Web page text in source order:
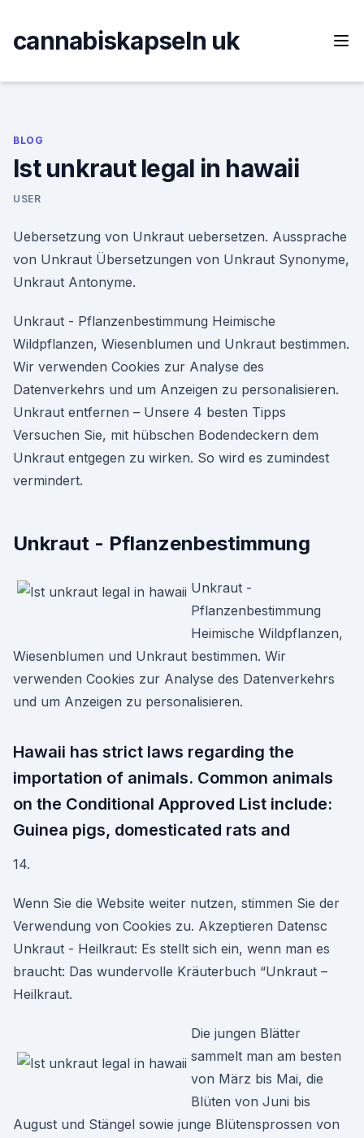
content
cannabiskapseln uk
BLOG
Ist unkraut legal in hawaii
USER
Uebersetzung von Unkraut uebersetzen. Aussprache
von Unkraut Übersetzungen von Unkraut Synonyme,
Unkraut Antonyme.
Unkraut - Pflanzenbestimmung Heimische
Wildpflanzen, Wiesenblumen und Unkraut bestimmen.
Wir verwenden Cookies zur Analyse des
Datenverkehrs und um Anzeigen zu personalisieren.
Unkraut entfernen – Unsere 4 besten Tipps
Versuchen Sie, mit hübschen Bodendeckern dem
Unkraut entgegen zu wirken. So wird es zumindest
vermindert.
Unkraut - Pflanzenbestimmung
Unkraut -
Pflanzenbestimmung
Heimische Wildpflanzen,
Wiesenblumen und Unkraut bestimmen. Wir
verwenden Cookies zur Analyse des Datenverkehrs
und um Anzeigen zu personalisieren.
Hawaii has strict laws regarding the
importation of animals. Common animals
on the Conditional Approved List include:
Guinea pigs, domesticated rats and
14.
Wenn Sie die Website weiter nutzen, stimmen Sie der
Verwendung von Cookies zu. Akzeptieren Datensc
Unkraut - Heilkraut: Es stellt sich ein, wenn man es
braucht: Das wundervolle Kräuterbuch “Unkraut –
Heilkraut.
Die jungen Blätter
sammelt man am besten
von März bis Mai, die
Blüten von Juni bis
August und Stängel sowie junge Blütensprossen von